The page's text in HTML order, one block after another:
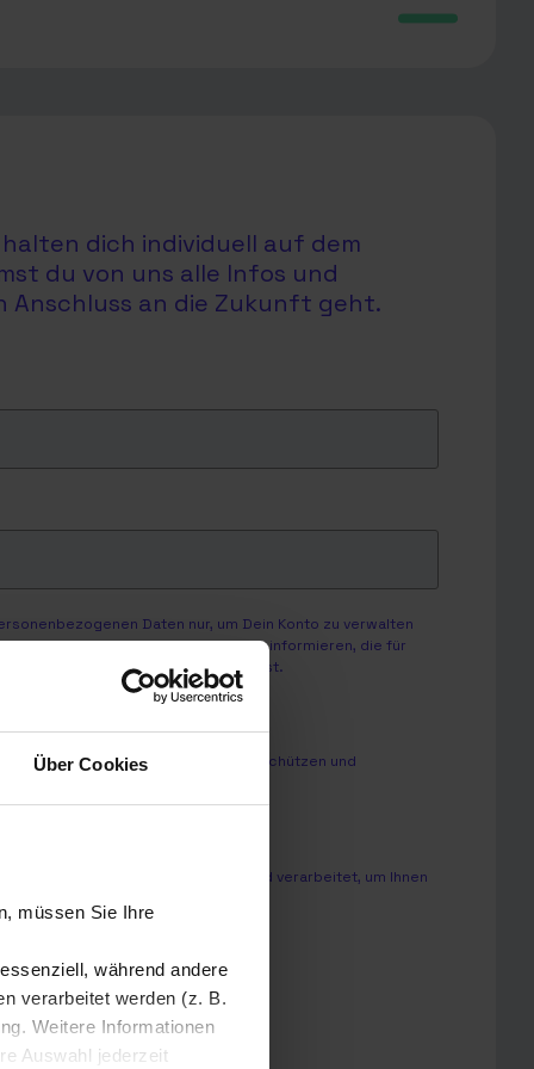
Über Cookies
müssen Sie Ihre
während andere
verarbeitet werden (z. B.
Weitere Informationen
Auswahl jederzeit
dich individuell auf dem
du von uns alle Infos und
Anschluss an die Zukunft geht.
Daten nur, um Dein Konto zu verwalten
sowie andere Inhalte informieren, die für
von uns kontaktiert werden möchtest.
dazu, wie wir Deine Privatsphäre schützen und
GmbH zu.
Daten speichert und verarbeitet, um Ihnen